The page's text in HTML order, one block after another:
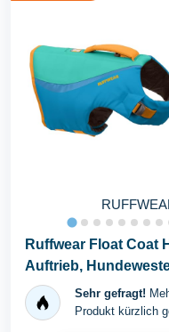
Ruffwear Float Coat
Auftrieb,
Sehr gefragt!
Produkt kürzlich